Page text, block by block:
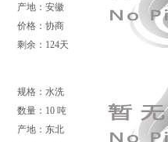
产地：安徽
价格：协商
剩余：124天
规格：水洗
数量：10 吨
产地：东北